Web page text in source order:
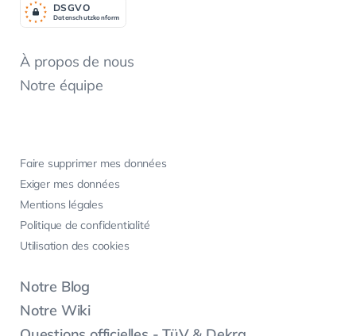
À propos de nous
Notre équipe
Faire supprimer mes données
Exiger mes données
Mentions légales
Politique de confidentialité
Utilisation des cookies
Notre Blog
Notre Wiki
Datenschutzkonform
DSGVO